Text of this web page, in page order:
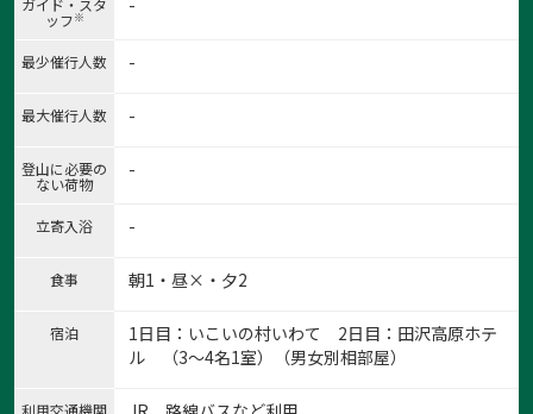
ガイド・スタ
ッフ※ -
最少催行人数 -
最大催行人数 -
登山に必要の
ない荷物
-
立寄入浴 -
食事 朝1・昼×・夕2
宿泊
1日目：いこいの村いわて 2日目：田沢高原ホテ
ル （3～4名1室）（男女別相部屋）
利用交通機関